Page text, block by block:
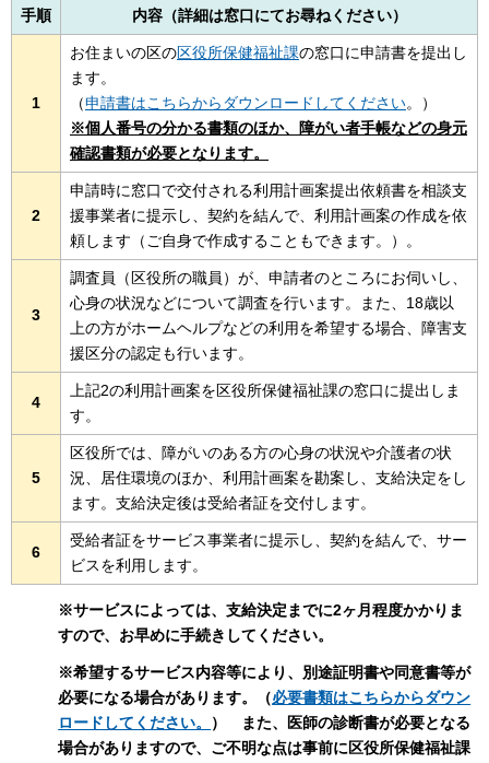
手順 内容（詳細は窓口にてお尋ねください）
1
お住まいの区の区役所保健福祉課の窓口に申請書を提出し
ます。
（申請書はこちらからダウンロードしてください。）
※個人番号の分かる書類のほか、障がい者手帳などの身元
確認書類が必要となります。
2
申請時に窓口で交付される利用計画案提出依頼書を相談支
援事業者に提示し、契約を結んで、利用計画案の作成を依
頼します（ご自身で作成することもできます。）。
3
調査員（区役所の職員）が、申請者のところにお伺いし、
心身の状況などについて調査を行います。また、18歳以
上の方がホームヘルプなどの利用を希望する場合、障害支
援区分の認定も行います。
4
上記2の利用計画案を区役所保健福祉課の窓口に提出しま
す。
5
区役所では、障がいのある方の心身の状況や介護者の状
況、居住環境のほか、利用計画案を勘案し、支給決定をし
ます。支給決定後は受給者証を交付します。
6
受給者証をサービス事業者に提示し、契約を結んで、サー
ビスを利用します。
※サービスによっては、支給決定までに2ヶ月程度かかりま
すので、お早めに手続きしてください。
※希望するサービス内容等により、別途証明書や同意書等が
必要になる場合があります。（必要書類はこちらからダウン
ロードしてください。
） また、医師の診断書が必要となる
場合がありますので、ご不明な点は事前に区役所保健福祉課